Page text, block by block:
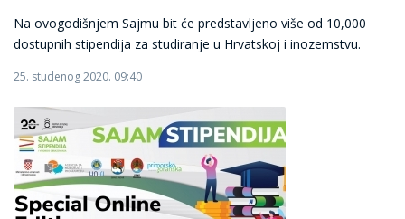
Na ovogodišnjem Sajmu bit će predstavljeno više od 10,000
dostupnih stipendija za studiranje u Hrvatskoj i inozemstvu.
25. studenog 2020. 09:40